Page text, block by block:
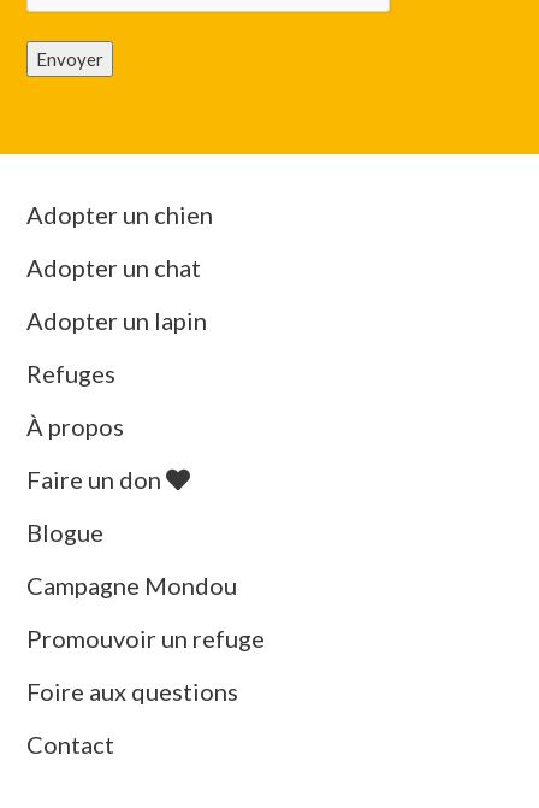
Envoyer
Adopter un chien
Adopter un chat
Adopter un lapin
Refuges
À propos
Faire un don
Blogue
Campagne Mondou
Promouvoir un refuge
Foire aux questions
Contact